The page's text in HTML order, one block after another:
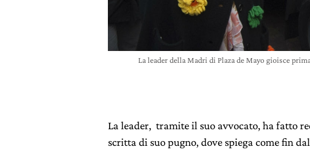
La leader della Madri di Plaza de Mayo gioisce
La leader, tramite il suo avvocato, ha fatto
scritta di suo pugno, dove spiega come fin